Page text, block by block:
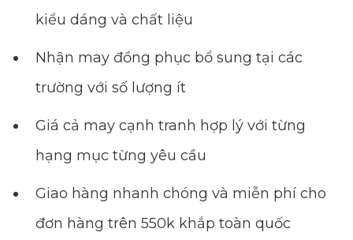
kiểu dáng và chất liệu
Nhận may đồng phục bổ sung tại các
trường với số lượng ít
Giá cả may cạnh tranh hợp lý với từng
hạng mục từng yêu cầu
Giao hàng nhanh chóng và miễn phí cho
đơn hàng trên 550k khắp toàn quốc